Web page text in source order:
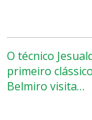
O técnico
primeiro
Belmiro visita…